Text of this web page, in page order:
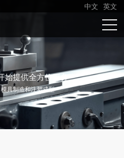
中文 英文
始提供全方位服务
具制造和注塑成型